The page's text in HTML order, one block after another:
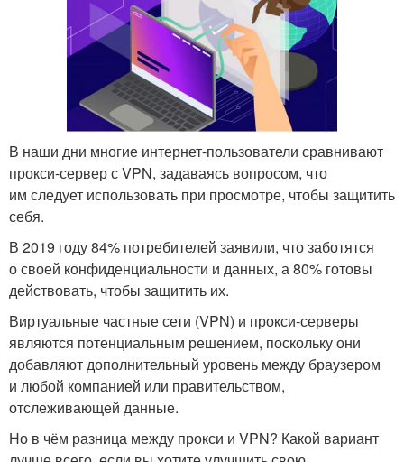
В наши дни многие интернет-пользователи сравнивают
прокси-сервер с VPN, задаваясь вопросом, что
им следует использовать при просмотре, чтобы защитить
себя.
В 2019 году 84% потребителей заявили, что заботятся
о своей конфиденциальности и данных, а 80% готовы
действовать, чтобы защитить их.
Виртуальные частные сети (VPN) и прокси-серверы
являются потенциальным решением, поскольку они
добавляют дополнительный уровень между браузером
и любой компанией или правительством,
отслеживающей данные.
Но в чём разница между прокси и VPN? Какой вариант